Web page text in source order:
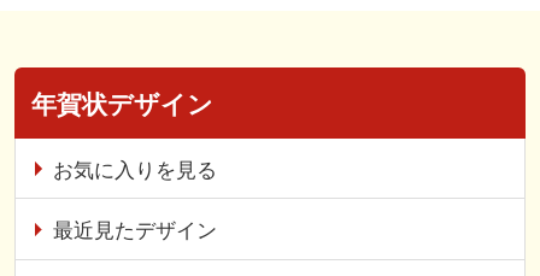
年賀状デザイン
お気に入りを見る
最近見たデザイン